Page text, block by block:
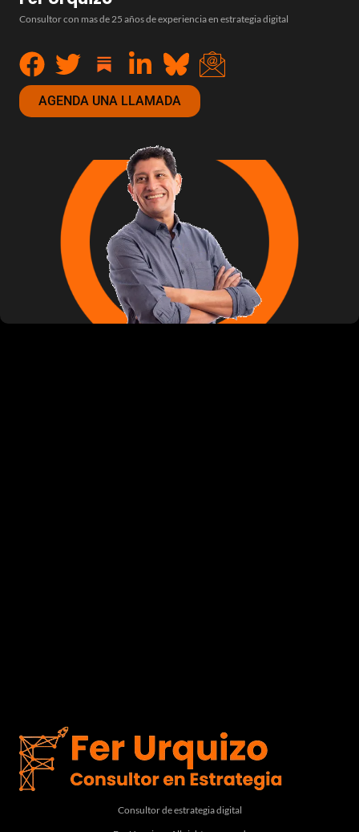
Consultor con mas de 25 años de experiencia en estrategia digital
AGENDA UNA LLAMADA
Consultor de estrategia digital